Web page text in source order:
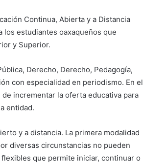
Continua, Abierta y a Distancia
los estudiantes oaxaqueños que
y Superior.
Derecho, Derecho, Pedagogía,
con especialidad en periodismo. En el
incrementar la oferta educativa para
entidad.
y a distancia. La primera modalidad
diversas circunstancias no pueden
que permite iniciar, continuar o